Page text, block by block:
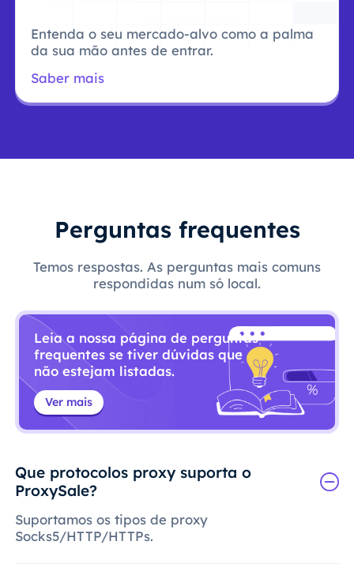
Entenda o seu mercado-alvo como a palma
da sua mão antes de entrar.
Saber mais
Perguntas frequentes
Temos respostas. As perguntas mais comuns
respondidas num só local.
Leia a nossa página de perguntas
frequentes se tiver dúvidas que
não estejam listadas.
Ver mais
Que protocolos proxy suporta o
ProxySale?
Suportamos os tipos de proxy
Socks5/HTTP/HTTPs.